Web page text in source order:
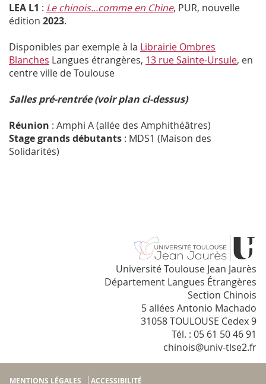
LEA L1 : Le chinois...comme en Chine, PUR, nouvelle
édition 2023.
Disponibles par exemple à la Librairie Ombres
Blanches Langues étrangères, 13 rue Sainte-Ursule, en
centre ville de Toulouse
Salles pré-rentrée (voir plan ci-dessus)
Réunion : Amphi A (allée des Amphithéâtres)
Stage grands débutants : MDS1 (Maison des
Solidarités)
Université Toulouse Jean Jaurès
Département Langues Étrangères
Section Chinois
5 allées Antonio Machado
31058 TOULOUSE Cedex 9
Tél. : 05 61 50 46 91
chinois@univ-tlse2.fr
MENTIONS LÉGALES ACCESSIBILITÉ